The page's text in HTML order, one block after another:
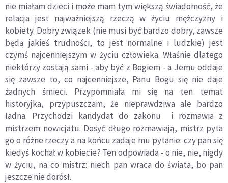
nie miałam dzieci i może mam tym większą świadomość, że
relacja jest najważniejszą rzeczą w życiu mężczyzny i
kobiety. Dobry związek (nie musi być bardzo dobry, zawsze
będą jakieś trudności, to jest normalne i ludzkie) jest
czymś najcenniejszym w życiu człowieka. Właśnie dlatego
niektórzy zostają sami - aby być z Bogiem - a Jemu oddaje
się zawsze to, co najcenniejsze, Panu Bogu się nie daje
żadnych śmieci. Przypomniała mi się na ten temat
historyjka, przypuszczam, że nieprawdziwa ale bardzo
ładna. Przychodzi kandydat do zakonu i rozmawia z
mistrzem nowicjatu. Dosyć długo rozmawiają, mistrz pyta
go o różne rzeczy a na końcu zadaje mu pytanie: czy pan się
kiedyś kochał w kobiecie? Ten odpowiada - o nie, nie, nigdy
w życiu, na co mistrz: niech pan wraca do świata, bo pan
jeszcze nie dorósł.